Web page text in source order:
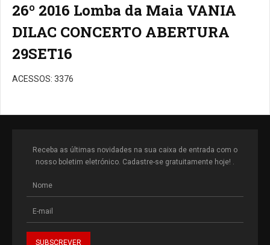
26º 2016 Lomba da Maia VANIA
DILAC CONCERTO ABERTURA
29SET16
ACESSOS: 3376
Receba as últimas novidades na sua caixa de entrada com o
nosso boletim eletrónico. Cadastre-se gratuitamente hoje! .